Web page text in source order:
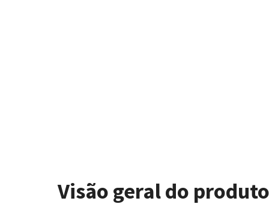
Visão geral do